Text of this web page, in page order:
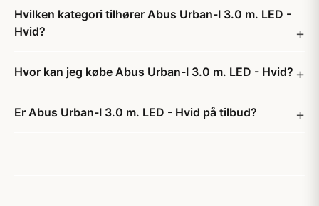
Hvilken kategori tilhører Abus Urban-I 3.0 m. LED -
Hvid?
Hvor kan jeg købe Abus Urban-I 3.0 m. LED - Hvid?
Er Abus Urban-I 3.0 m. LED - Hvid på tilbud?